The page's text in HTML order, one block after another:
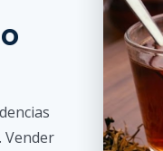
Vender